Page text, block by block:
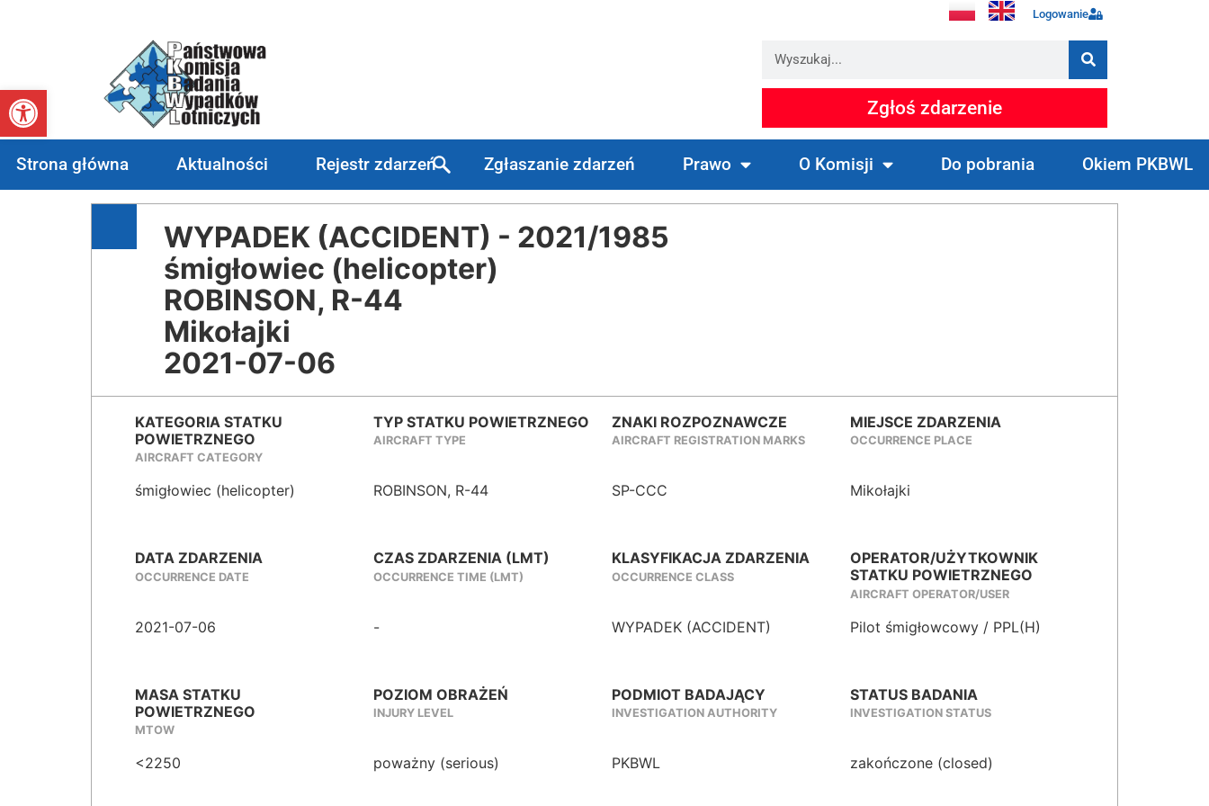
Otwórz pasek narzędzi
Logowanie
Zgłoś zdarzenie
Strona główna Aktualności Rejestr zdarzeń Zgłaszanie zdarzeń Prawo O Komisji Do pobrania Okiem PKBWL
WYPADEK (ACCIDENT) - 2021/1985
śmigłowiec (helicopter)
ROBINSON, R-44
Mikołajki
2021-07-06
KATEGORIA STATKU
POWIETRZNEGO
AIRCRAFT CATEGORY
śmigłowiec (helicopter)
TYP STATKU POWIETRZNEGO
AIRCRAFT TYPE
ROBINSON, R-44
ZNAKI ROZPOZNAWCZE
AIRCRAFT REGISTRATION MARKS
SP-CCC
MIEJSCE ZDARZENIA
OCCURRENCE PLACE
Mikołajki
DATA ZDARZENIA
OCCURRENCE DATE
2021-07-06
CZAS ZDARZENIA (LMT)
OCCURRENCE TIME (LMT)
-
KLASYFIKACJA ZDARZENIA
OCCURRENCE CLASS
WYPADEK (ACCIDENT)
OPERATOR/UŻYTKOWNIK
STATKU POWIETRZNEGO
AIRCRAFT OPERATOR/USER
Pilot śmigłowcowy / PPL(H)
MASA STATKU
POWIETRZNEGO
MTOW
<2250
POZIOM OBRAŻEŃ
INJURY LEVEL
poważny (serious)
PODMIOT BADAJĄCY
INVESTIGATION AUTHORITY
PKBWL
STATUS BADANIA
INVESTIGATION STATUS
zakończone (closed)